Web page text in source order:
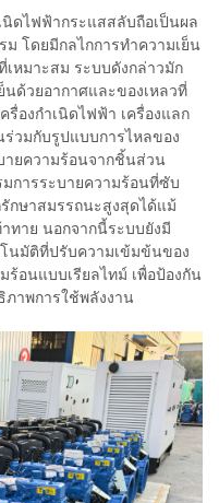
นิดไฟฟ้ากระแสสลับถือเป็นผล
โดยมีกลไกการทำความเย็น
หมาะสม ระบบดังกล่าวมัก
นด้วยอากาศและของเหลวที่
องกำเนิดไฟฟ้า เครื่องแลก
วมกับรูปแบบการไหลของ
ายความร้อนจากชิ้นส่วน
การระบายความร้อนที่ซับ
กษาสมรรถนะสูงสุดได้แม้
ทาย นอกจากนี้ระบบยังมี
นมัติที่ปรับความเข้มข้นของ
ร้อนแบบเรียลไทม์ เพื่อป้องกัน
ภาพการใช้พลังงาน